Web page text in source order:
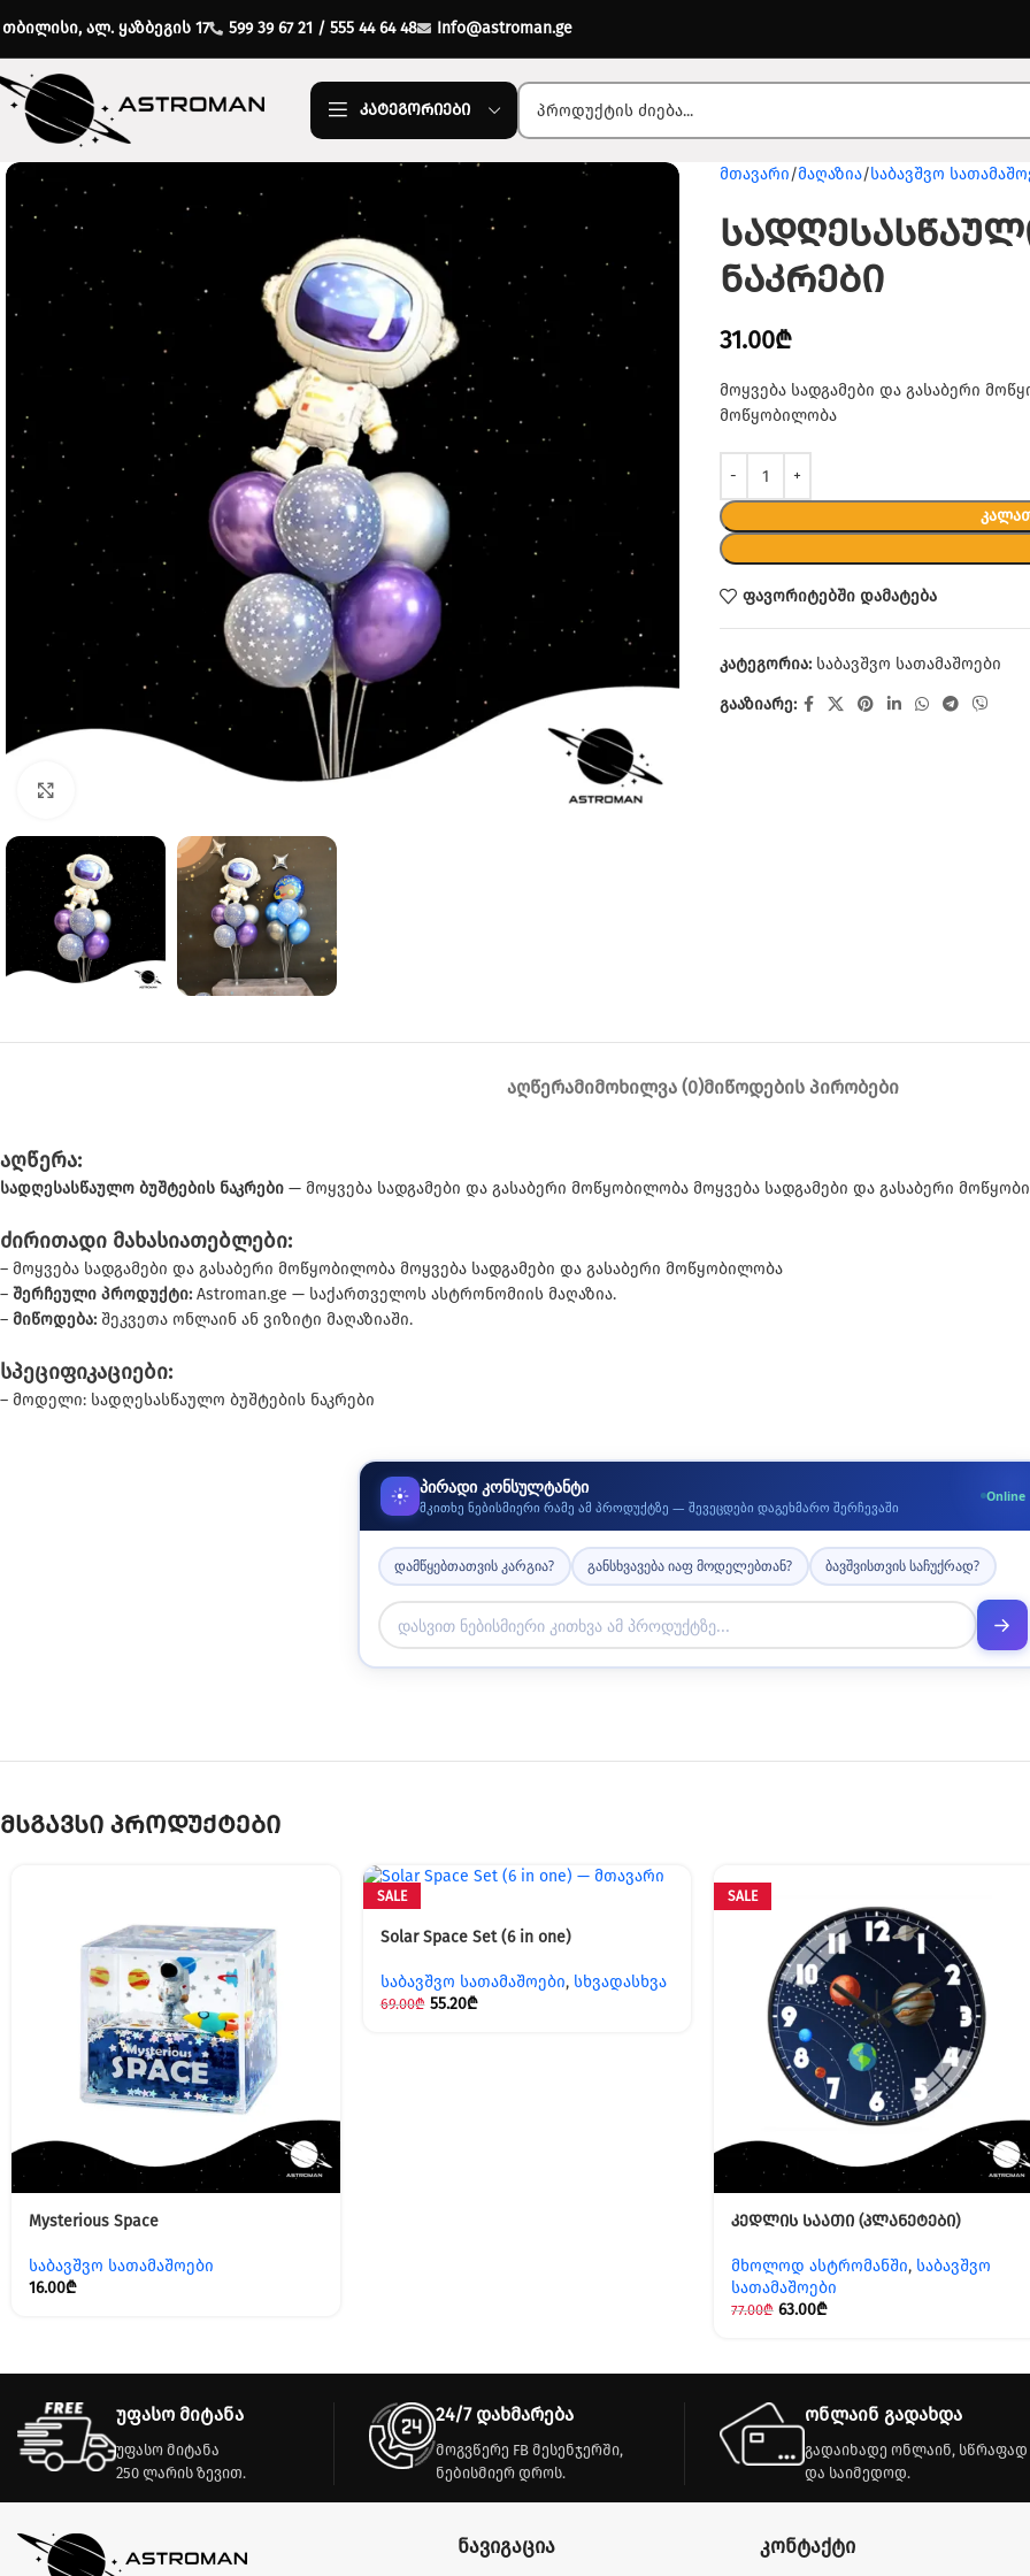
თბილისი, ალ. ყაზბეგის 17 599 39 67 21 / 555 44 64 48 Info@astroman.ge
ᲙᲐᲢᲔᲒᲝᲠᲘᲔᲑᲘ
მთავარი მაღაზია საბავშვო
ნაკრები
31.00₾
მოყვება სადგამები და გასაბერი
მოწყობილობა
ფავორიტებში დამატება
კატეგორია: საბავშვო სათამაშოები
გააზიარე:
ᲐᲦᲬᲔᲠᲐᲛᲘᲛᲝᲮᲘᲚᲕᲐ (0)ᲛᲘᲬᲝᲓᲔᲑᲘᲡ ᲞᲘᲠᲝᲑᲔᲑᲘ
აღწერა:
სადღესასწაულო ბუშტების ნაკრები — მოყვება სადგამები და გასაბერი მოწყობილობა მოყვება სადგამები და გასაბერი
ძირითადი მახასიათებლები:
– მოყვება სადგამები და გასაბერი მოწყობილობა მოყვება სადგამები და გასაბერი მოწყობილობა
– შერჩეული პროდუქტი: Astroman.ge — საქართველოს ასტრონომიის მაღაზია.
– მიწოდება: შეკვეთა ონლაინ ან ვიზიტი მაღაზიაში.
სპეციფიკაციები:
– მოდელი: სადღესასწაულო ბუშტების ნაკრები
პირადი კონსულტანტი
მკითხე ნებისმიერი რამე ამ პროდუქტზე — შევეცდები დაგეხმარო შერჩევაში
Online
დამწყებთათვის კარგია? განსხვავება იაფ მოდელებთან? ბავშვისთვის საჩუქრად?
მსგავსი პროდუქტები
Mysterious Space
საბავშვო სათამაშოები
16.00₾
SALE
Solar Space Set (6 in one)
საბავშვო სათამაშოები, სხვადასხვა
69.00₾ 55.20₾
SALE
კედლის საათი (პლანეტები)
მხოლოდ ასტრომანში, საბავშვო
სათამაშოები
77.00₾ 63.00₾
უფასო მიტანა
უფასო მიტანა
250 ლარის ზევით.
24/7 დახმარება
მოგვწერე FB მესენჯერში,
ნებისმიერ დროს.
ონლაინ გადახდა
გადაიხადე ონლაინ, სწრაფად
და საიმედოდ.
ნავიგაცია კონტაქტი